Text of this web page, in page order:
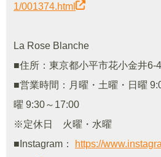
1/001374.html
La Rose Blanche
■住所：東京都小平市花小金井6-
■営業時間：月曜・土曜・日曜
曜 9:30～17:00
※定休日 火曜・水曜
■Instagram：
https://